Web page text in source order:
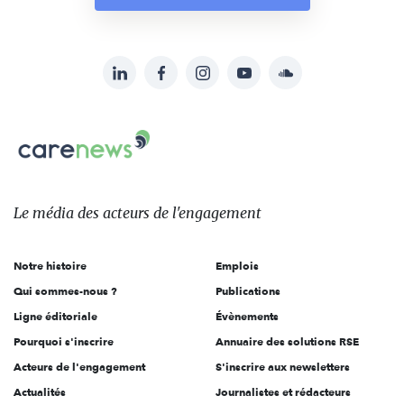
sur:
LinkedInFacebookInstagramYouTubeSoundcloud
Le
des
l'engagement
Le média des acteurs de l'engagement
Notre histoire
Qui sommes-nous ?
Ligne éditoriale
Pourquoi s'inscrire
Acteurs de l'engagement
Actualités
Emplois
Publications
Évènements
Annuaire des solutions RSE
S'inscrire aux newsletters
Journalistes et rédacteurs